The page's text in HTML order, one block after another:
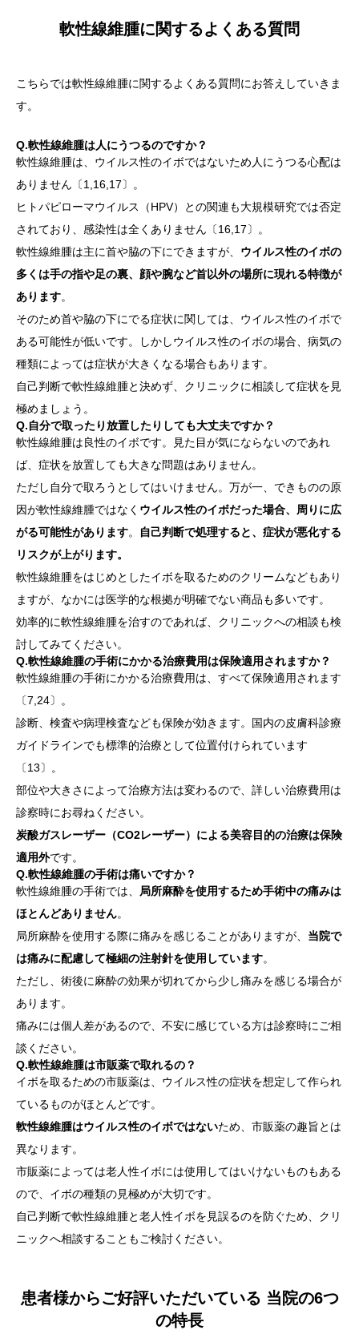
軟性線維腫に関するよくある質問
こちらでは軟性線維腫に関するよくある質問にお答えしていきま
す。
Q.軟性線維腫は人にうつるのですか？
軟性線維腫は、ウイルス性のイボではないため人にうつる心配は
ありません〔1,16,17〕。
ヒトパピローマウイルス（HPV）との関連も大規模研究では否定
されており、感染性は全くありません〔16,17〕。
軟性線維腫は主に首や脇の下にできますが、 ウイルス性のイボの
多くは手の指や足の裏、顔や腕など首以外の場所に現れる特徴が
あります。
そのため首や脇の下にでる症状に関しては、ウイルス性のイボで
ある可能性が低いです。しかしウイルス性のイボの場合、病気の
種類によっては症状が大きくなる場合もあります。
自己判断で軟性線維腫と決めず、クリニックに相談して症状を見
極めましょう。
Q.自分で取ったり放置したりしても大丈夫ですか？
軟性線維腫は良性のイボです。見た目が気にならないのであれ
ば、症状を放置しても大きな問題はありません。
ただし自分で取ろうとしてはいけません。万が一、できものの原
因が軟性線維腫ではなく ウイルス性のイボだった場合、周りに広
がる可能性があります。
自己判断で処理すると、症状が悪化する
リスクが上がります。
軟性線維腫をはじめとしたイボを取るためのクリームなどもあり
ますが、なかには医学的な根拠が明確でない商品も多いです。
効率的に軟性線維腫を治すのであれば、クリニックへの相談も検
討してみてください。
Q.軟性線維腫の手術にかかる治療費用は保険適用されますか？
軟性線維腫の手術にかかる治療費用は、すべて保険適用されます
〔7,24〕。
診断、検査や病理検査なども保険が効きます。国内の皮膚科診療
ガイドラインでも標準的治療として位置付けられています
〔13〕。
部位や大きさによって治療方法は変わるので、詳しい治療費用は
診察時にお尋ねください。
炭酸ガスレーザー（CO2レーザー）による美容目的の治療は保険
適用外です。
Q.軟性線維腫の手術は痛いですか？
軟性線維腫の手術では、
局所麻酔を使用するため手術中の痛みは
ほとんどありません。
局所麻酔を使用する際に痛みを感じることがありますが、 当院で
は痛みに配慮して極細の注射針を使用しています。
ただし、術後に麻酔の効果が切れてから少し痛みを感じる場合が
あります。
痛みには個人差があるので、不安に感じている方は診察時にご相
談ください。
Q.軟性線維腫は市販薬で取れるの？
イボを取るための市販薬は、ウイルス性の症状を想定して作られ
ているものがほとんどです。
軟性線維腫はウイルス性のイボではないため、市販薬の趣旨とは
異なります。
市販薬によっては老人性イボには使用してはいけないものもある
ので、イボの種類の見極めが大切です。
自己判断で軟性線維腫と老人性イボを見誤るのを防ぐため、クリ
ニックへ相談することもご検討ください。
患者様からご好評いただいている 当院の6つ
の特長